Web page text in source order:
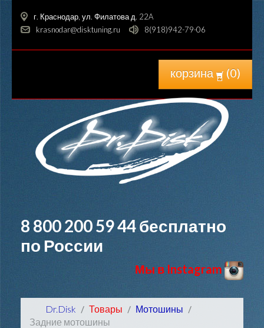
г. Краснодар, ул. Филатова д. 22A
krasnodar@disktuning.ru
8(918)942-79-06
корзина (0)
8 800 200 59 44бесплатно
по России
Мы в Instagram
Dr.Disk Товары
Мотошины
Задние мотошины